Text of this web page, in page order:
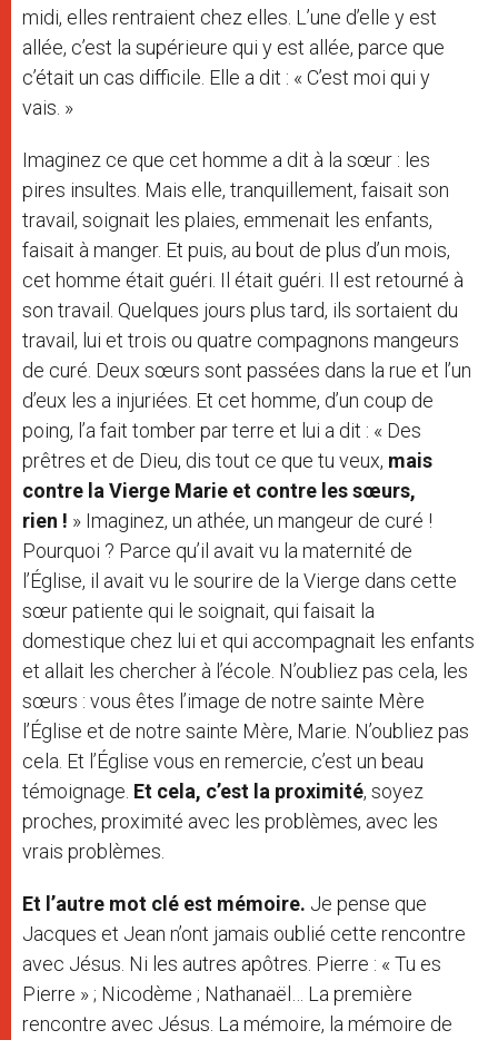
midi, elles rentraient chez elles. L’une d’elle y est
allée, c’est la supérieure qui y est allée, parce que
c’était un cas difficile. Elle a dit : « C’est moi qui y
vais. »
Imaginez ce que cet homme a dit à la sœur : les
pires insultes. Mais elle, tranquillement, faisait son
travail, soignait les plaies, emmenait les enfants,
faisait à manger. Et puis, au bout de plus d’un mois,
cet homme était guéri. Il était guéri. Il est retourné à
son travail. Quelques jours plus tard, ils sortaient du
travail, lui et trois ou quatre compagnons mangeurs
de curé. Deux sœurs sont passées dans la rue et l’un
d’eux les a injuriées. Et cet homme, d’un coup de
poing, l’a fait tomber par terre et lui a dit : « Des
prêtres et de Dieu, dis tout ce que tu veux, mais
contre la Vierge Marie et contre les sœurs,
rien ! » Imaginez, un athée, un mangeur de curé !
Pourquoi ? Parce qu’il avait vu la maternité de
l’Église, il avait vu le sourire de la Vierge dans cette
sœur patiente qui le soignait, qui faisait la
domestique chez lui et qui accompagnait les enfants
et allait les chercher à l’école. N’oubliez pas cela, les
sœurs : vous êtes l’image de notre sainte Mère
l’Église et de notre sainte Mère, Marie. N’oubliez pas
cela. Et l’Église vous en remercie, c’est un beau
témoignage. Et cela, c’est la proximité, soyez
proches, proximité avec les problèmes, avec les
vrais problèmes.
Et l’autre mot clé est mémoire. Je pense que
Jacques et Jean n’ont jamais oublié cette rencontre
avec Jésus. Ni les autres apôtres. Pierre : « Tu es
Pierre » ; Nicodème ; Nathanaël… La première
rencontre avec Jésus. La mémoire, la mémoire de